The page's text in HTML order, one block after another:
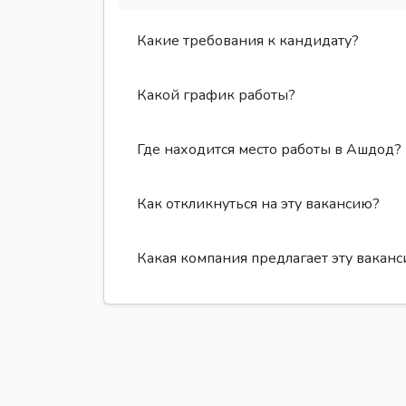
Какие требования к кандидату?
Какой график работы?
Где находится место работы в Ашдод?
Как откликнуться на эту вакансию?
Какая компания предлагает эту